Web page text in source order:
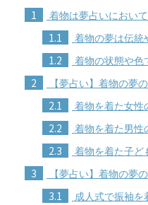
1 着物は夢占いにおい
1.1 着物の夢は伝統
1.2 着物の状態や色
2 【夢占い】着物の夢
2.1 着物を着た女性
2.2 着物を着た男性
2.3 着物を着た子ど
3 【夢占い】着物の夢
3.1 成人式で振袖を